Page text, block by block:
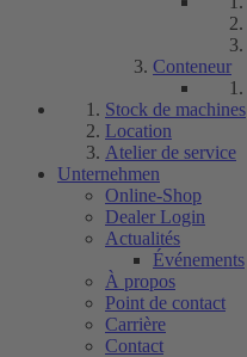
Conteneur
Stock de machines
Location
Atelier de service
Unternehmen
Online-Shop
Dealer Login
Actualités
Événements
À propos
Point de contact
Carrière
Contact